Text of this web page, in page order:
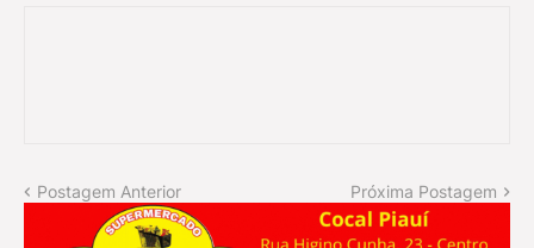
Postagem Anterior Próxima Postagem